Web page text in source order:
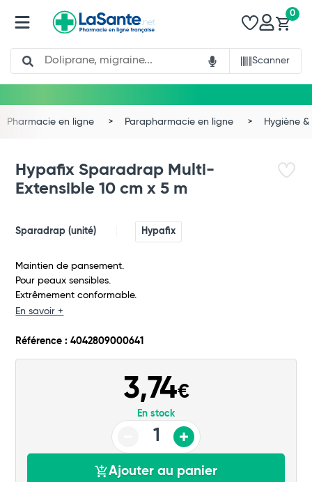
Search
Scanner
0
Total
Commander
Pharmacie en ligne Parapharmacie en ligne Hygiène
Hypafix Sparadrap Multi-
Extensible 10 cm x 5 m
Sparadrap (unité) Hypafix
Maintien de pansement.
Pour peaux sensibles.
Extrêmement conformable.
En savoir +
Référence : 4042809000641
3,74€
En stock
Ajouter au panier